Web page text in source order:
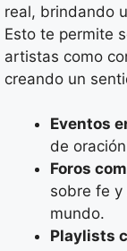
real, brindando
Esto te permite
artistas como
creando un
Eventos
de
Foros
sobre fe y
mundo.
Playlists